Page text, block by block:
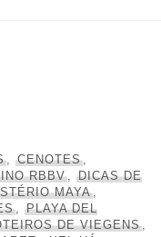
,CENOTES,
RBBV, DICAS DE
MAYA,
,PLAYA DEL
DE VIEGENS,